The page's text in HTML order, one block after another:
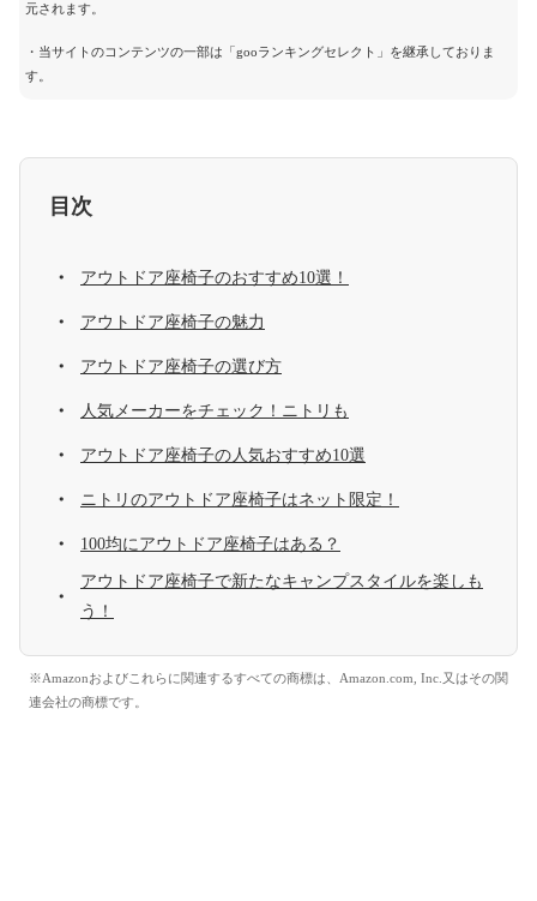
元されます。
・当サイトのコンテンツの一部は「gooランキングセレクト」を継承しておりま
す。
目次
アウトドア座椅子のおすすめ10選！
アウトドア座椅子の魅力
アウトドア座椅子の選び方
人気メーカーをチェック！ニトリも
アウトドア座椅子の人気おすすめ10選
ニトリのアウトドア座椅子はネット限定！
100均にアウトドア座椅子はある？
アウトドア座椅子で新たなキャンプスタイルを楽しも
う！
※Amazonおよびこれらに関連するすべての商標は、Amazon.com, Inc.又はその関
連会社の商標です。